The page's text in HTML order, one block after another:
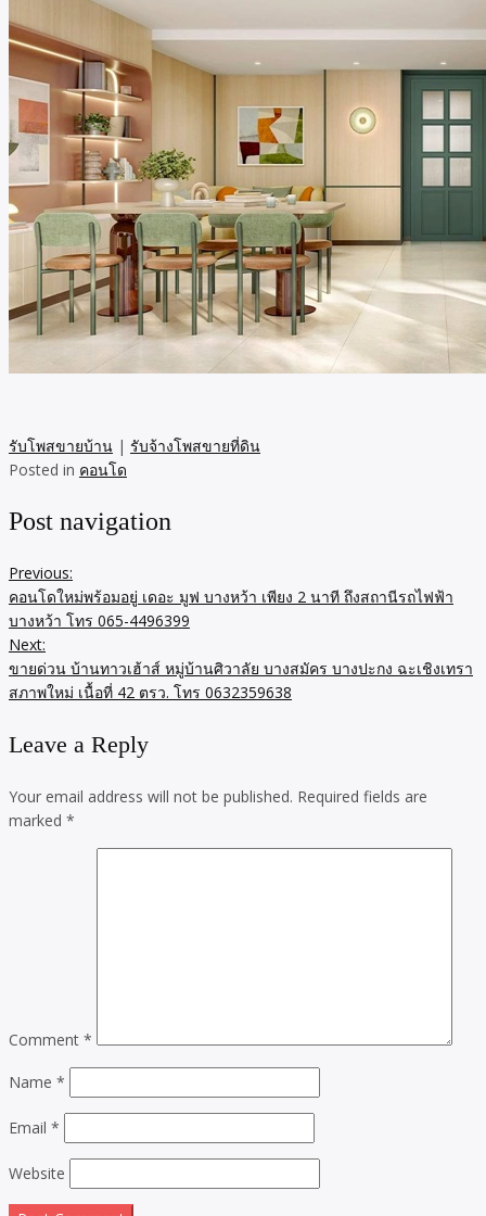
รับโพสขายบ้าน | รับจ้างโพสขายที่ดิน
Posted in คอนโด
Post navigation
Previous:
คอนโดใหม่พร้อมอยู่ เดอะ มูฟ บางหว้า เพียง 2 นาที ถึงสถานีรถไฟฟ้า
บางหว้า โทร 065-4496399
Next:
ขายด่วน บ้านทาวเฮ้าส์ หมู่บ้านศิวาลัย บางสมัคร บางปะกง ฉะเชิงเทรา
สภาพใหม่ เนื้อที่ 42 ตรว. โทร 0632359638
Leave a Reply
Your email address will not be published. Required fields are
marked *
Comment *
Name *
Email *
Website